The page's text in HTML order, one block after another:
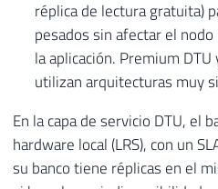
réplica de lectura gratuita)
pesados ​​sin afectar el
la aplicación. Premium
utilizan arquitecturas muy
En la capa de servicio DTU, el
hardware local (LRS), con un
su banco tiene réplicas en el